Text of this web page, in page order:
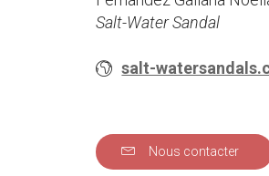
Salt-Water Sandal
salt-
Nous contacter